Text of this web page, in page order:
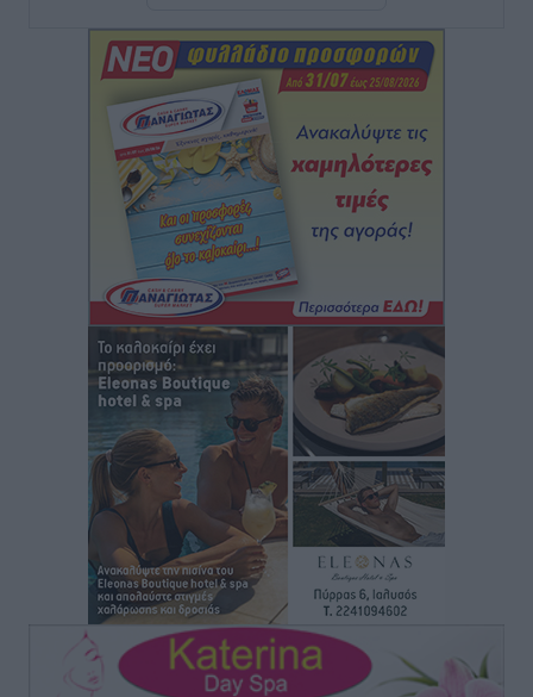
ανανεωμένο εκκλησιαστικό μουσείο από τη Λέσχη
Lions Χάλκης
Τοπικές Ειδήσεις• πριν 1 ώρα
Ρόδος: «Βουλιάζει» από τουρίστες – Πάνω από 1 εκατ.
επιβάτες και 55 κρουαζιερόπλοια
Τοπικές Ειδήσεις • πριν 1 ώρα
Γ’ Εθνική Κατηγορία: Οι ημερομηνίες των
αγωνιστικών της κανονικής περιόδου
Αθλητικά• πριν 7 ώρες
Συνελήφθησαν δύο άτομα στην Κάρπαθο για άγρα
πελατών
Τοπικές Ειδήσεις πριν 7 ώρες
Χωρίς υποχρεωτική παρουσία μικρών στη 12άδα
Αθλητικά• πριν 7 ώρες
Ο Πελεκάνος, οι ανεμογεννήτριες και μια κοινότητα
που κανείς δεν ρώτησε
Δημο-Κρίσεις• πριν 7 ώρες